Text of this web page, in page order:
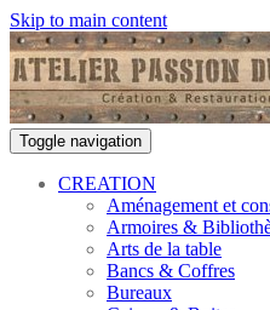
Skip to main content
Toggle navigation
CREATION
Aménagement et
Armoires &
Arts de la table
Bancs & Coffres
Bureaux